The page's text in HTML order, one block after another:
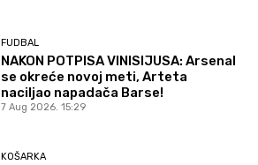
FUDBAL
NAKON POTPISA VINISIJUSA: Arsenal
se okreće novoj meti, Arteta
naciljao napadača Barse!
7 Aug 2026. 15:29
KOŠARKA